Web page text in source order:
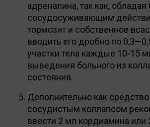
адреналина, так как,
сосудосуживающим
тормозит и собственное
вводить его дробно по
участки тела каждые 10-15
выведения больного из
состояния.
Дополнительно как
сосудистым коллапсом
ввести 2 мл кордиамина или